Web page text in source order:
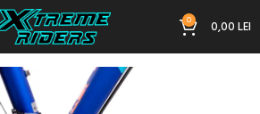
0 0,00LEI